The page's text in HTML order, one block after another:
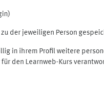
der jeweiligen Person
in ihrem Profil weitere
den Learnweb-Kurs